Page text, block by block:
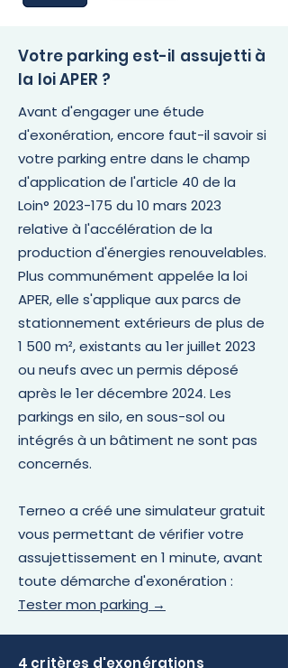
Votre parking est-il assujetti à
la loi APER ?
Avant d'engager une étude
d'exonération, encore faut-il savoir si
votre parking entre dans le champ
d'application de l'article 40 de la
Loin° 2023-175 du 10 mars 2023
relative à l'accélération de la
production d'énergies renouvelables.
Plus communément appelée la loi
APER, elle s'applique aux parcs de
stationnement extérieurs de plus de
1 500 m², existants au 1er juillet 2023
ou neufs avec un permis déposé
après le 1er décembre 2024. Les
parkings en silo, en sous-sol ou
intégrés à un bâtiment ne sont pas
concernés.
Terneo a créé une simulateur gratuit
vous permettant de vérifier votre
assujettissement en 1 minute, avant
toute démarche d'exonération :
Tester mon parking →
4 critères d'exonérations